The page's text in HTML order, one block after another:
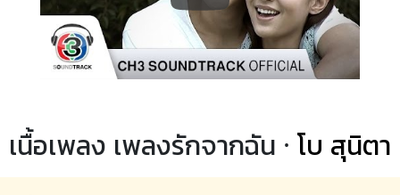
เนื้อเพลง เพลงรักจากฉัน · โบ สุนิตา